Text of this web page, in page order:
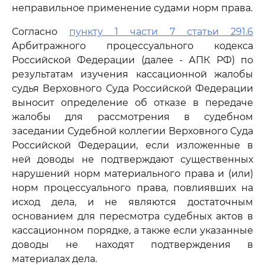
неправильное применение судами норм права.
Согласно пункту 1 части 7 статьи 291.6
Арбитражного процессуального кодекса
Российской Федерации (далее - АПК РФ) по
результатам изучения кассационной жалобы
судья Верховного Суда Российской Федерации
выносит определение об отказе в передаче
жалобы для рассмотрения в судебном
заседании Судебной коллегии Верховного Суда
Российской Федерации, если изложенные в
ней доводы не подтверждают существенных
нарушений норм материального права и (или)
норм процессуального права, повлиявших на
исход дела, и не являются достаточным
основанием для пересмотра судебных актов в
кассационном порядке, а также если указанные
доводы не находят подтверждения в
материалах дела.